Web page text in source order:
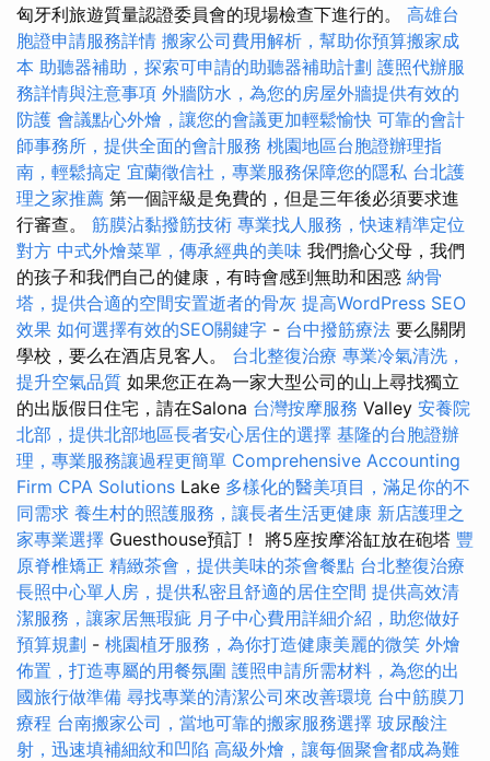
匈牙利旅遊質量認證委員會的現場檢查下進行的。 高雄台
胞證申請服務詳情 搬家公司費用解析，幫助你預算搬家成
本 助聽器補助，探索可申請的助聽器補助計劃 護照代辦服
務詳情與注意事項 外牆防水，為您的房屋外牆提供有效的
防護 會議點心外燴，讓您的會議更加輕鬆愉快 可靠的會計
師事務所，提供全面的會計服務 桃園地區台胞證辦理指
南，輕鬆搞定 宜蘭徵信社，專業服務保障您的隱私 台北護
理之家推薦 第一個評級是免費的，但是三年後必須要求進
行審查。 筋膜沾黏撥筋技術 專業找人服務，快速精準定位
對方 中式外燴菜單，傳承經典的美味 我們擔心父母，我們
的孩子和我們自己的健康，有時會感到無助和困惑 納骨
塔，提供合適的空間安置逝者的骨灰 提高WordPress SEO
效果 如何選擇有效的SEO關鍵字 - 台中撥筋療法 要么關閉
學校，要么在酒店見客人。 台北整復治療 專業冷氣清洗，
提升空氣品質 如果您正在為一家大型公司的山上尋找獨立
的出版假日住宅，請在Salona 台灣按摩服務 Valley 安養院
北部，提供北部地區長者安心居住的選擇 基隆的台胞證辦
理，專業服務讓過程更簡單 Comprehensive Accounting
Firm CPA Solutions Lake 多樣化的醫美項目，滿足你的不
同需求 養生村的照護服務，讓長者生活更健康 新店護理之
家專業選擇 Guesthouse預訂！ 將5座按摩浴缸放在砲塔 豐
原脊椎矯正 精緻茶會，提供美味的茶會餐點 台北整復治療
長照中心單人房，提供私密且舒適的居住空間 提供高效清
潔服務，讓家居無瑕疵 月子中心費用詳細介紹，助您做好
預算規劃 - 桃園植牙服務，為你打造健康美麗的微笑 外燴
佈置，打造專屬的用餐氛圍 護照申請所需材料，為您的出
國旅行做準備 尋找專業的清潔公司來改善環境 台中筋膜刀
療程 台南搬家公司，當地可靠的搬家服務選擇 玻尿酸注
射，迅速填補細紋和凹陷 高級外燴，讓每個聚會都成為難